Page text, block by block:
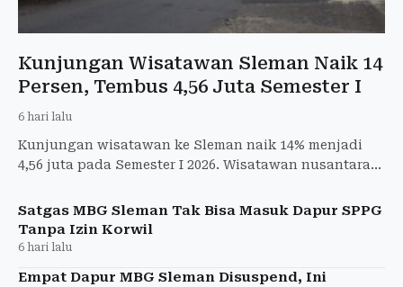
Kunjungan Wisatawan Sleman Naik 14
Persen, Tembus 4,56 Juta Semester I
6 hari lalu
Kunjungan wisatawan ke Sleman naik 14% menjadi
4,56 juta pada Semester I 2026. Wisatawan nusantara
Satgas MBG Sleman Tak Bisa Masuk Dapur SPPG
Tanpa Izin Korwil
6 hari lalu
Empat Dapur MBG Sleman Disuspend, Ini